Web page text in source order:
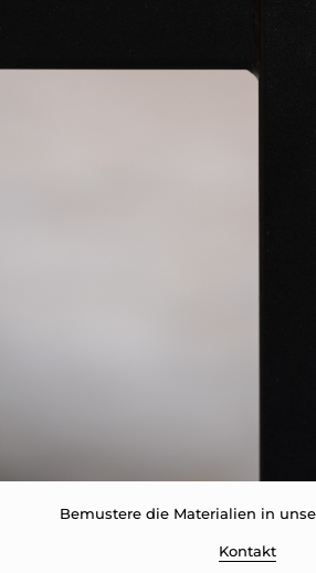
Bemustere die Materialien in
Kontakt